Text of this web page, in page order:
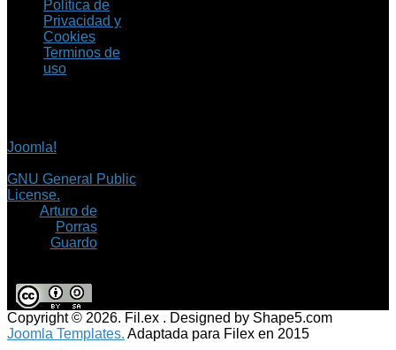
Política de
Privacidad y
Cookies
Terminos de
uso
Joomla!
GNU General Public
License.
Arturo de
Porras
Guardo
Copyright © 2026. Fil.ex . Designed by Shape5.com
Joomla Templates. Adaptada para Filex en 2015